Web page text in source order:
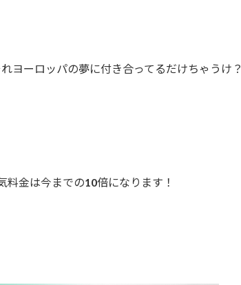
ヨーロッパの夢に付き合ってるだけちゃうけ？
金は今までの10倍になります！